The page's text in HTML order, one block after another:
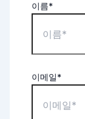
이름*
이메일*